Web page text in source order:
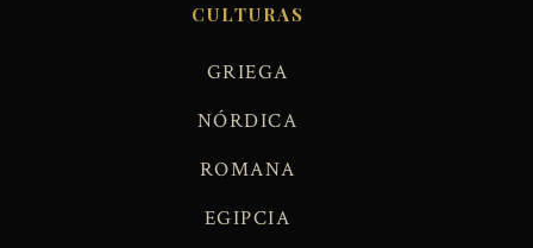
CULTURAS
GRIEGA
NÓRDICA
ROMANA
EGIPCIA